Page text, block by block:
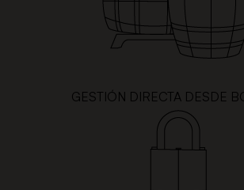
GESTIÓN DIRECTA DESDE